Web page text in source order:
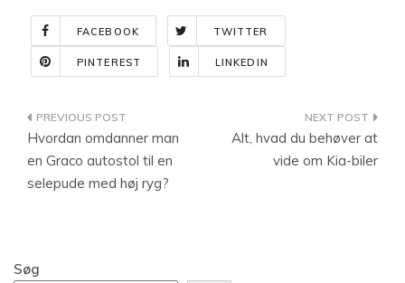
FACEBOOK TWITTER
PINTEREST LINKEDIN
Indlægsnavigation
Hvordan omdanner man
en Graco autostol til en
selepude med høj ryg?
Alt, hvad du behøver at
vide om Kia-biler
Søg